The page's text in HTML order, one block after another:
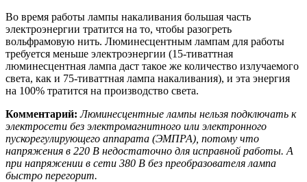
Во время работы лампы накаливания большая часть
электроэнергии тратится на то, чтобы разогреть
вольфрамовую нить. Люминесцентным лампам для работы
требуется меньше электроэнергии (15-тиваттная
люминесцентная лампа даст такое же количество излучаемого
света, как и 75-тиваттная лампа накаливания), и эта энергия
на 100% тратится на производство света.
Комментарий: Люминесцентные лампы нельзя подключать к
электросети без электромагнитного или электронного
пускорегулирующего аппарата (ЭМПРА), потому что
напряжения в 220 В недостаточно для исправной работы. А
при напряжении в сети 380 В без преобразователя лампа
быстро перегорит.